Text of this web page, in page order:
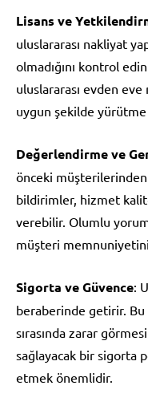
Lisans ve
uluslararası nakliyat
olmadığını kontrol
uluslararası evden
uygun şekilde yürütme
Değerlendirme ve
önceki
bildirimler, hizmet
verebilir. Olumlu
müşteri
Sigorta ve Güvence:
beraberinde getirir. Bu
sırasında zarar
sağlayacak bir sigorta
etmek önemlidir.